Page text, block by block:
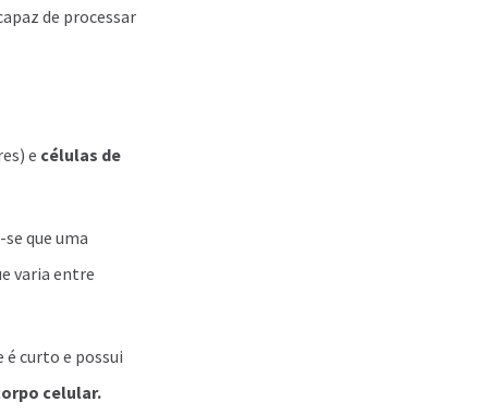
de processar
e células de
que uma
varia entre
curto e possui
celular.